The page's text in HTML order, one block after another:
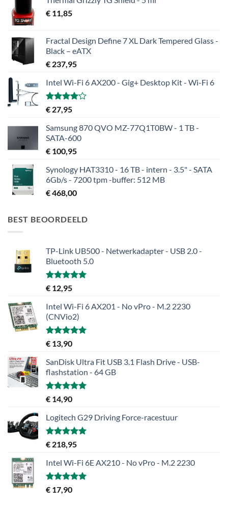
€ 11,85
Fractal Design Define 7 XL Dark Tempered Glass -
Black – eATX
€ 237,95
Intel Wi-Fi 6 AX200 - Gig+ Desktop Kit - Wi-Fi 6
Gewaardeerd
uit
5
€ 27,95
Samsung 870 QVO MZ-77Q1T0BW - 1 TB -
SATA-600
€ 100,95
Synology HAT3310 - 16 TB - intern - 3.5" - SATA
6Gb/s - 7200 tpm -buffer: 512 MB
€468,00
BEST BEOORDEELD
TP-Link UB500 - Netwerkadapter - USB 2.0 -
Bluetooth 5.0
Gewaardeerd
uit 5
€ 12,95
Intel Wi-Fi 6 AX201 - No vPro - M.2 2230
(CNVio2)
Gewaardeerd
uit 5
€ 13,90
SanDisk Ultra Fit USB 3.1 Flash Drive - USB-
flashstation - 64 GB
Gewaardeerd
uit 5
€ 14,90
Logitech G29 Driving Force-racestuur
Gewaardeerd
uit 5
€ 218,95
Intel Wi-Fi 6E AX210 - No vPro - M.2 2230
Gewaardeerd
uit 5
€ 17,90